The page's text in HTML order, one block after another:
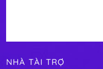
NHÀ TÀI TRỢ